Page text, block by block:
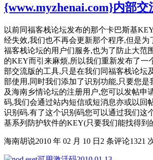
{www.myzhenai.com}内部交
以前同福客栈论坛发布的那个卡巴斯基
经失效,我们也不再会更新那个程序,但是为
福客栈论坛的用户们服务,也为了防止大范
的KEY而引来麻烦,所以我们重新发布了一
部交流版的工具,只是在我们同福客栈论坛
部使用,同时我们添加了识别功能,只要您是
及海南乡情论坛的注册用户,您可以发帖申
码,我们会通过站内短信或短消息亦或以回
识别码.有了这个识别码您可以通过我们这
基系列防护软件的KEY(只要我们能找得到
海南胡说2010 年 02 月 10 日 2 条评论1321